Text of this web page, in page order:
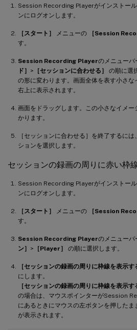
Session Recording Playerがインストール
ンにログオンします。
［スタート］ メニューの ［Session
す。
Session Recording Playerのメニューバ
ド］ > ［セッションに合わせる］
の順に選
の形に変わります。画面全体を表す小さ
右上に表示されます。
画面をドラッグします。この小さなイメ
かります。
［セッションに合わせる］を終了するに
ションを選択します。
セッションの録画の周りに赤い枠
Session Recording Playerがインストール
ンにログオンします。
［スタート］ メニューの ［Session
す。
Session Recording Playerのメニューバ
ン］ > ［Player］ の順に選択します。
［セッションの録画の周りに枠線を表示す
にします。
［セッションの録画の周りに枠線を表示す
の場合は、マウスポインターがSession
にあるときにマウスの左ボタンを押した
が表示されます。